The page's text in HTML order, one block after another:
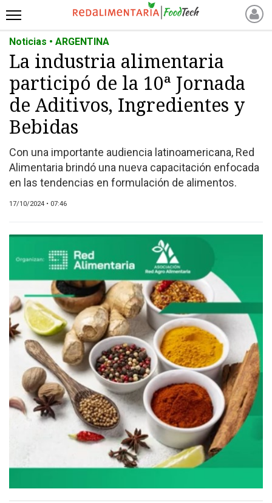
INICIO
NOTICIAS RECIENTES
NOTICIAS
PROTEÍNAS
ALTERNATIVAS
ANIMAL FREE
FOODTECH
OTROS INGREDIENTES
MARKETPLACE
SERVICIOS
CONTÁCTENOS
AYUDA
Noticias • ARGENTINA
La industria alimentaria
participó de la 10ª Jornada
de Aditivos, Ingredientes y
Bebidas
Con una importante audiencia latinoamericana, Red
Alimentaria brindó una nueva capacitación enfocada
en las tendencias en formulación de alimentos.
17/10/2024 • 07:46